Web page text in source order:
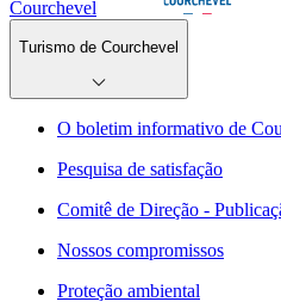
Courchevel
Turismo de Courchevel
O boletim informativo de
Pesquisa de satisfação
Comitê de Direção -
Nossos compromissos
Proteção ambiental